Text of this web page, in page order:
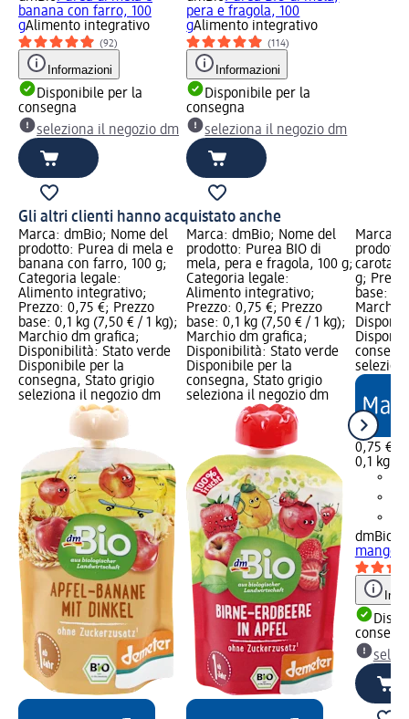
banana con farro, 100
gAlimento integrativo
(92)
Informazioni
Disponibile per la
consegna
seleziona il negozio dm
pera e fragola, 100
gAlimento integrativo
(114)
Informazioni
Disponibile per la
consegna
seleziona il negozio dm
Gli altri clienti hanno acquistato anche
Marca: dmBio; Nome del
prodotto: Purea di mela e
banana con farro, 100 g;
Categoria legale:
Alimento integrativo;
Prezzo: 0,75 €; Prezzo
base: 0,1 kg (7,50 € / 1 kg);
Marchio dm grafica;
Disponibilità: Stato verde
Disponibile per la
consegna, Stato grigio
seleziona il negozio dm
Marca: dmBio; Nome del
prodotto: Purea BIO di
mela, pera e fragola, 100 g;
Categoria legale:
Alimento integrativo;
Prezzo: 0,75 €; Prezzo
base: 0,1 kg (7,50 € / 1 kg);
Marchio dm grafica;
Disponibilità: Stato verde
Disponibile per la
consegna, Stato grigio
seleziona il negozio dm
Marca:
carota,
g;
base:
Marchio
0,75 €
0,1 kg
dmBio
mango